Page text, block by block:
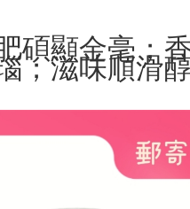
碩顯金毫；
；滋味順滑